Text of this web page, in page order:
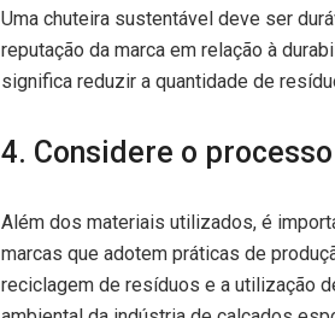
Uma chuteira sustentável deve ser
reputação da marca em relação à
significa reduzir a quantidade de
4. Considere o
Além dos materiais utilizados, é
marcas que adotem práticas de
reciclagem de resíduos e a utilização